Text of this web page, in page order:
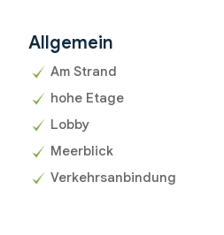
Allgemein
Am Strand
hohe Etage
Lobby
Meerblick
Verkehrsanbindung